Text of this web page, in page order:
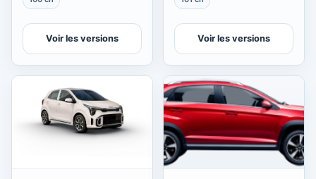
Voir les versions Voir les versions